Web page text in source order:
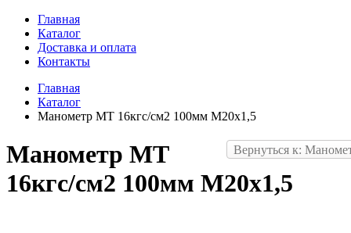
Главная
Каталог
Доставка и оплата
Контакты
Главная
Каталог
Манометр МТ 16кгс/см2 100мм М20х1,5
Вернуться к:
Манометр МТ
16кгс/см2 100мм М20х1,5